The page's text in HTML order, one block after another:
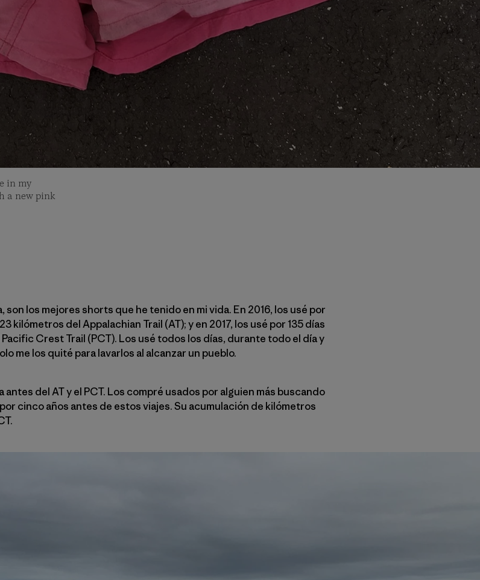
in my
a new pink
son los mejores shorts que he tenido en mi vida. En 2016, los usé por
kilómetros del Appalachian Trail (AT); y en 2017, los usé por 135 días
Crest Trail (PCT). Los usé todos los días, durante todo el día y
me los quité para lavarlos al alcanzar un pueblo.
del AT y el PCT. Los compré usados por alguien más buscando
cinco años antes de estos viajes. Su acumulación de kilómetros